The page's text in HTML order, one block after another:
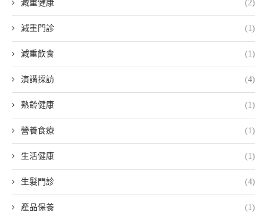
減重健康 (2)
減重門診 (1)
減重飲食 (1)
演講採訪 (4)
熟齡健康 (1)
營養食療 (1)
生活健康 (1)
生髮門診 (4)
產品保養 (1)